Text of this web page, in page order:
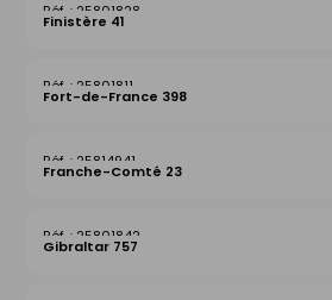
25801828
Finistère 41
25801811
Fort-de-France 398
25814941
Franche-Comté 23
25801842
Gibraltar 757